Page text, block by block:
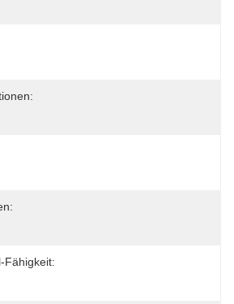
Fähigkeit: